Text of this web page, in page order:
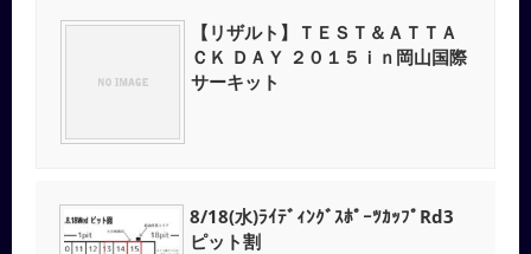
【リザルト】ＴＥＳＴ＆ＡＴＴＡ
ＣＫ ＤＡＹ ２０１５ｉｎ岡山国際
サーキット
8/18(水)ﾗｲﾃﾞｨﾝｸﾞｽﾎﾟｰﾂｶｯﾌﾟRd3
ピット割